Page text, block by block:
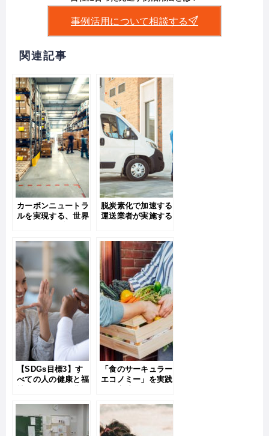
事例活用について相談する
関連記事
カーボンニュートラ
ルを実現する、世界
をご紹介
脱炭素化で加速する
運送業者が実施する
【SDGs目標3】す
べての人の健康と福
「食のサーキュラー
エコノミー」を実践